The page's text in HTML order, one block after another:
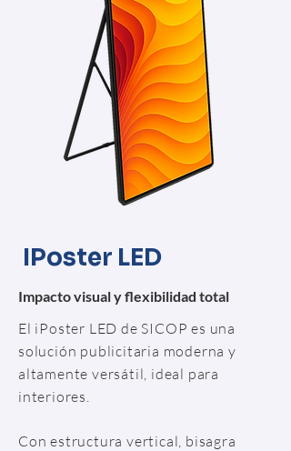
IPoster LED
Impacto visual y flexibilidad total
El iPoster LED de SICOP es una
solución publicitaria moderna y
altamente versátil, ideal para
interiores.
Con estructura vertical, bisagra